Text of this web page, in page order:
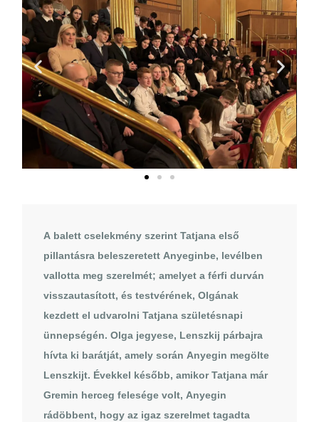
A balett cselekmény szerint Tatjana első
pillantásra beleszeretett Anyeginbe, levélben
vallotta meg szerelmét; amelyet a férfi durván
visszautasított, és testvérének, Olgának
kezdett el udvarolni Tatjana születésnapi
ünnepségén. Olga jegyese, Lenszkij párbajra
hívta ki barátját, amely során Anyegin megölte
Lenszkijt. Évekkel később, amikor Tatjana már
Gremin herceg felesége volt, Anyegin
rádöbbent, hogy az igaz szerelmet tagadta